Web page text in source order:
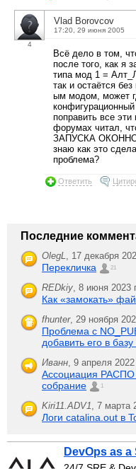
4
Vlad Borovcov
17:20, 29 июня 2005
Всё дело в том,
после того, как я
типа мод 1 =
так и остаётся
ым модом, может
поправить все
форумах читал,
ЗАПУСКА
знаю как это
проблема?
Ответить
Последние
OlegL 17 декабря
Перекличка 21
REDkiy 8 июня 2023
Как «замокать»
fhunter, 29 ноября
Проблема с
добавить его в
Иванн 9 апреля
Ассоциация РАСПО
собрание
1
Kiri11.ADV1 7 марта
Логи catalina.out в
DevOps as